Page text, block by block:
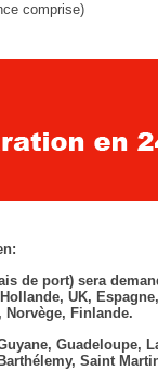
comprise)
de port) sera
UK,
Norvège, Finlande.
Guadeloupe,
Saint